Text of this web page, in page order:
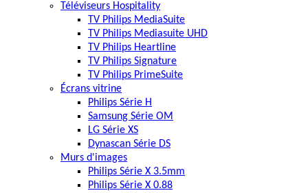
Téléviseurs Hospitality
TV Philips MediaSuite
TV Philips Mediasuite UHD
TV Philips Heartline
TV Philips Signature
TV Philips PrimeSuite
Écrans vitrine
Philips Série H
Samsung Série OM
LG Série XS
Dynascan Série DS
Murs d'images
Philips Série X 3.5mm
Philips Série X 0.88